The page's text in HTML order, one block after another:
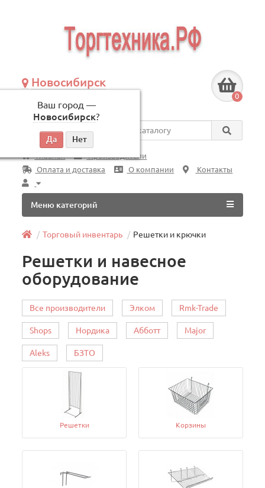
Новосибирск
Ваш город —
Новосибирск?
по будням, с 09:00 до 18:00
0
Везде
Главная
Производители
Оплата и доставка
О компании Контакты
Меню категорий
Торговый инвентарь Решетки и крючки
Решетки и навесное
оборудование
Все производители Элком Rmk-Trade
Shops Нордика Абботт Major
Aleks БЗТО
Решетки Корзины